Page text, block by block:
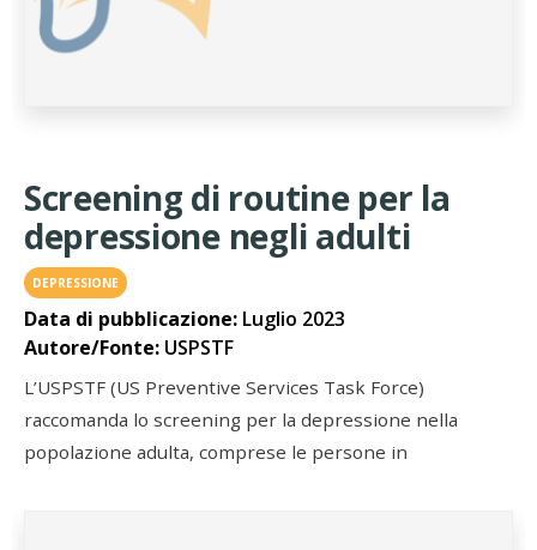
Screening di routine per la
depressione negli adulti
DEPRESSIONE
Data di pubblicazione: Luglio 2023
Autore/Fonte: USPSTF
L’USPSTF (US Preventive Services Task Force)
raccomanda lo screening per la depressione nella
popolazione adulta, comprese le persone in